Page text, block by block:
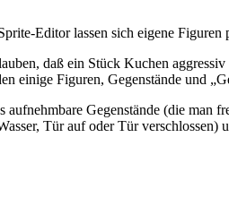
Editor lassen sich eigene Figuren
daß ein Stück Kuchen
einige Figuren, Gegenstände und
Gegenstände (die man
Tür auf oder Tür